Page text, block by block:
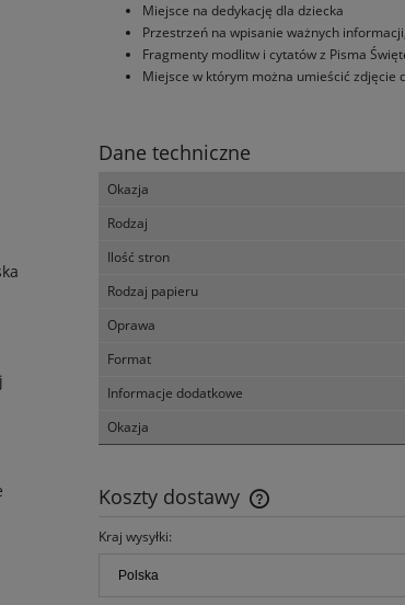
Miejsce na dedykację dla dziecka
Przestrzeń na wpisanie ważnych
Fragmenty modlitw i cytatów z Pisma
Miejsce w którym można umieścić zdjęcie
Dane techniczne
Okazja
Rodzaj
Ilość stron
Rodzaj papieru
Oprawa
Format
Informacje dodatkowe
Okazja
Koszty dostawy
Kraj wysyłki: